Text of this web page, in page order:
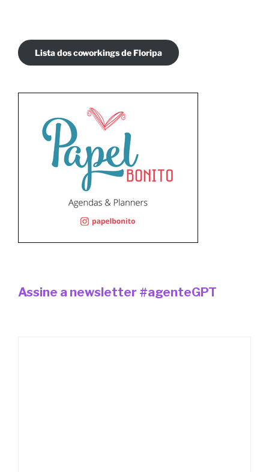
Lista dos coworkings de Floripa
Assine a newsletter #agenteGPT